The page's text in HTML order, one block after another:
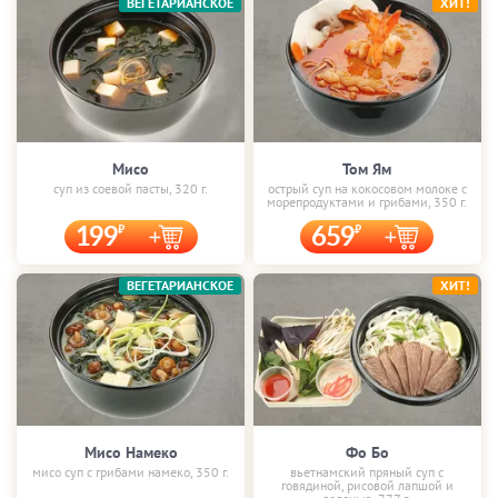
Мисо
суп из соевой пасты, 320 г.
199
Том Ям
острый суп на кокосовом молоке с
морепродуктами и грибами, 350 г.
659
Мисо Намеко
мисо суп с грибами намеко, 350 г.
ВЕГЕТАРИАНСКОЕ
Фо Бо
вьетнамский пряный суп с
говядиной, рисовой лапшой и
ХИТ!